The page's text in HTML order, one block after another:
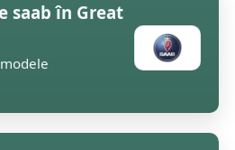
saab în Great